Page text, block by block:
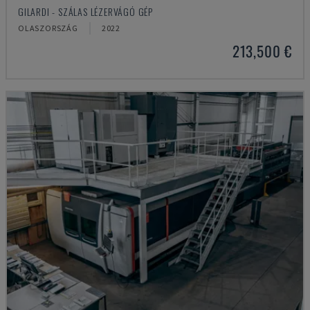
GILARDI - SZÁLAS LÉZERVÁGÓ GÉP
OLASZORSZÁG 2022
213,500 €